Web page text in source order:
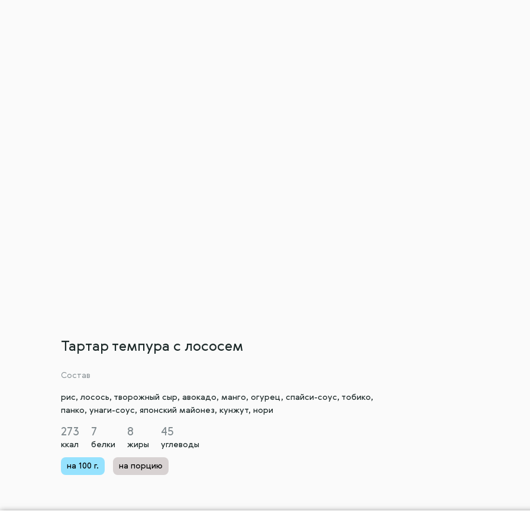
Тартар темпура с лососем
Состав
рис, лосось, творожный сыр, авокадо, манго, огурец, спайси-соус, тобико,
панко, унаги-соус, японский майонез, кунжут, нори
273
ккал
7
белки
8
жиры
45
углеводы
на 100 г. на порцию